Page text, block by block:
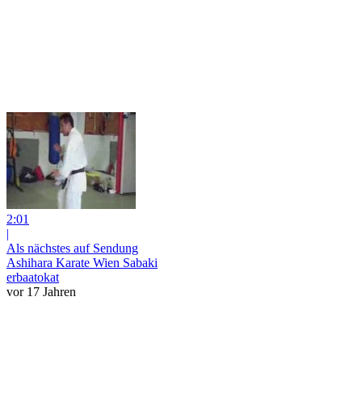
2:01
|
Als nächstes auf Sendung
Ashihara Karate Wien Sabaki
erbaatokat
vor 17 Jahren